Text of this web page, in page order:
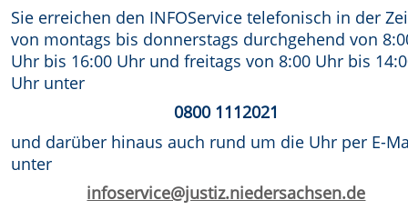
Sie erreichen den INFOService telefonisch in der
von montags bis donnerstags durchgehend von
Uhr bis 16:00 Uhr und freitags von 8:00 Uhr bis
Uhr unter
0800 1112021
und darüber hinaus auch rund um die Uhr per E-
unter
infoservice@justiz.niedersachsen.de